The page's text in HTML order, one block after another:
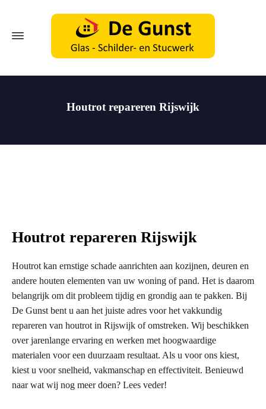
Houtrot repareren Rijswijk
Houtrot repareren Rijswijk
Houtrot kan ernstige schade aanrichten aan kozijnen, deuren en
andere houten elementen van uw woning of pand. Het is daarom
belangrijk om dit probleem tijdig en grondig aan te pakken. Bij
De Gunst bent u aan het juiste adres voor het vakkundig
repareren van houtrot in Rijswijk of omstreken. Wij beschikken
over jarenlange ervaring en werken met hoogwaardige
materialen voor een duurzaam resultaat. Als u voor ons kiest,
kiest u voor snelheid, vakmanschap en effectiviteit. Benieuwd
naar wat wij nog meer doen? Lees veder!